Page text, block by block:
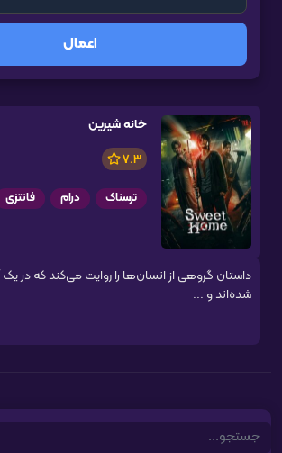
اعمال
خانه شیرین
7.3
ترسناک درام فانتزی
داستان گروهی از انسان‌ها را روایت می‌کند که در یک
شده‌اند و ...
Search